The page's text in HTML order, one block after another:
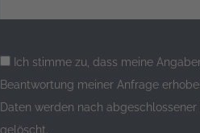
Ich stimme zu, dass meine
Beantwortung meiner Anfrage
Daten werden nach
gelöscht.